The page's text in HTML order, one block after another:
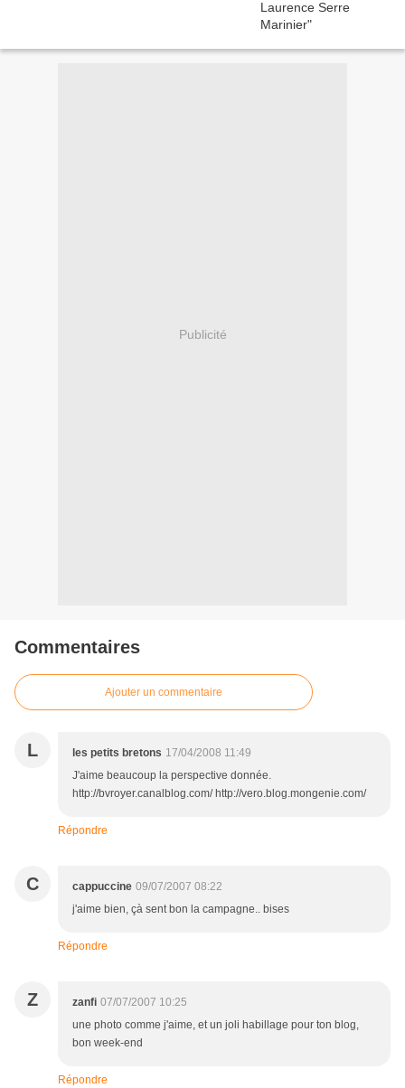
Publicité
Commentaires
Ajouter un commentaire
L les petits bretons 17/04/2008 11:49
J'aime beaucoup la perspective donnée.
http://bvroyer.canalblog.com/ http://vero.blog.mongenie.com/
Répondre
C cappuccine 09/07/2007 08:22
j'aime bien, çà sent bon la campagne.. bises
Répondre
Z zanfi 07/07/2007 10:25
une photo comme j'aime, et un joli habillage pour ton blog,
bon week-end
Répondre